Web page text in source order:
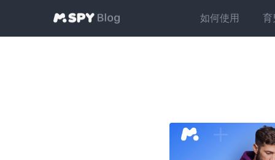
如何使用 育